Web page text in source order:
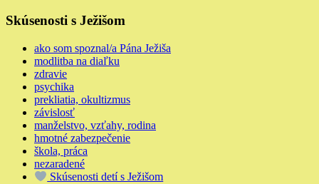
Skúsenosti s Ježišom
ako som spoznal/a Pána Ježiša
modlitba na diaľku
zdravie
psychika
prekliatia, okultizmus
závislosť
manželstvo, vzťahy, rodina
hmotné zabezpečenie
škola, práca
nezaradené
Skúsenosti detí s Ježišom